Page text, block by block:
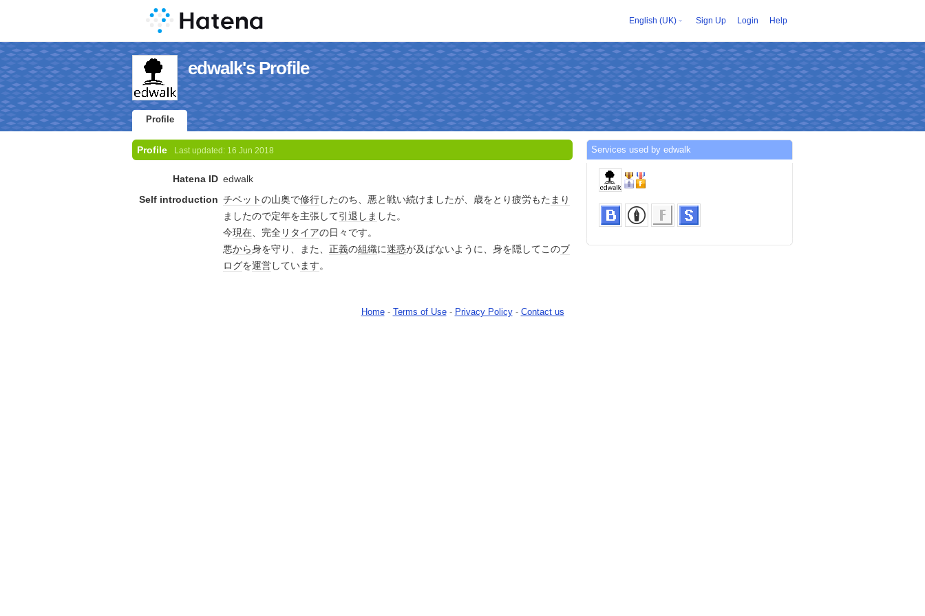
English (UK) Sign Up Login Help
edwalk's Profile
Profile
Profile Last updated: 16 Jun 2018
Hatena ID edwalk
Self introduction チベットの山奥で修行したのち、悪と戦い続けましたが、歳をとり疲労もた まり
ましたので定年を主張して引退 しま した。
今現在、完全リタイアの日々です。
悪から身を守り、また、 正義の組織に迷惑が及ばないように、身を隠してこのブ
ログを運営しています。
Services used by edwalk
Home- Terms of Use- Privacy Policy- Contact us